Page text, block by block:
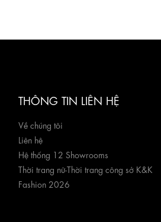
THÔNG TIN LIÊN HỆ
Về chúng tôi
Liên hệ
Hệ thống 12 Showrooms
Thời trang nữ-Thời trang công sở K&K
Fashion 2026